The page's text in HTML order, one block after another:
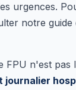
urgences.
notre guide
FPU n'est pas
journalier